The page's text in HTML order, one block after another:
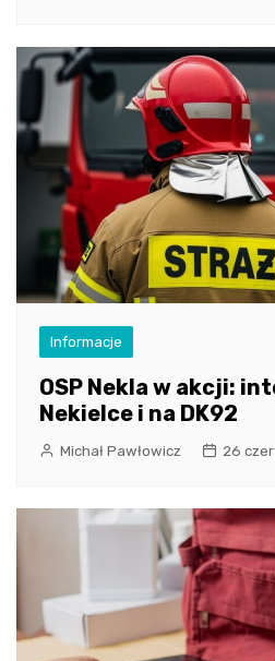
Informacje
OSP Nekla w akcji:
Nekielce i na DK92
Michał Pawłowicz 26